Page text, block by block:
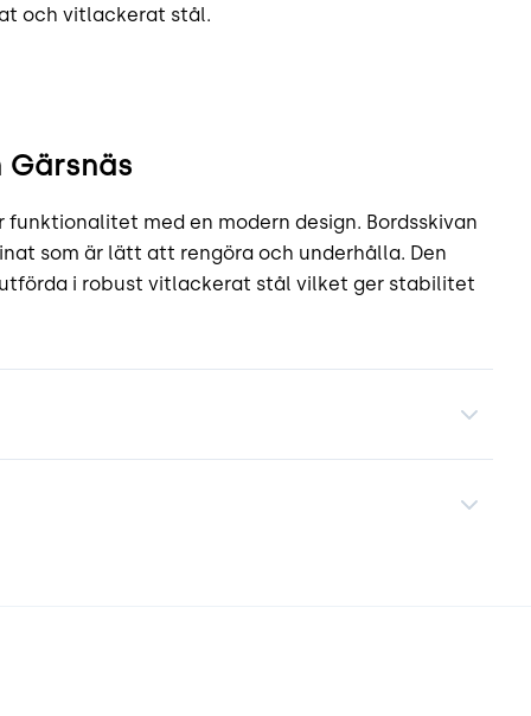
och vitlackerat stål.
Gärsnäs
med en modern design. Bordsskivan
som är lätt att rengöra och underhålla. Den
i robust vitlackerat stål vilket ger stabilitet